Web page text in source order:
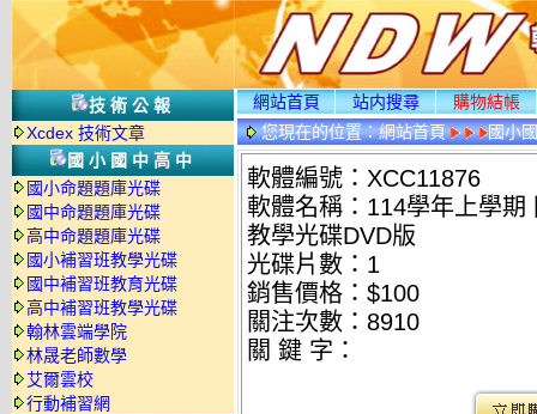
技術公報
Xcdex 技術文章
國小國中高中
國小命題題庫光碟
國中命題題庫光碟
高中命題題庫光碟
國小補習班教學光碟
國中補習班教育光碟
高中補習班教學光碟
翰林雲端學院
林晟老師數學
艾爾雲校
行動補習網
網站首頁 站内搜尋
購物結帳
您現在的位置：網站首頁 國小
軟體編號：XCC11876
軟體名稱：114學年上學
教學光碟DVD版
光碟片數：1
銷售價格：$100
關注次數： 8910
關 鍵 字：